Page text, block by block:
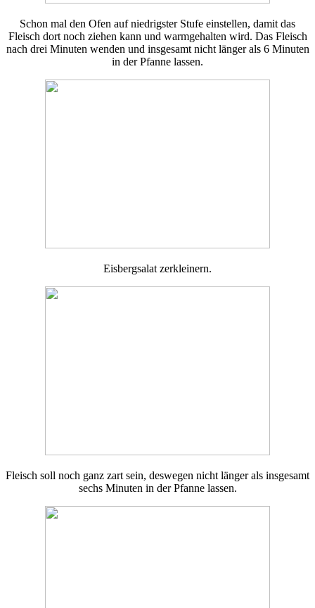
Schon mal den Ofen auf niedrigster Stufe einstellen, damit das
Fleisch dort noch ziehen kann und warmgehalten wird. Das Fleisch
nach drei Minuten wenden und insgesamt nicht länger als 6 Minuten
in der Pfanne lassen.
Eisbergsalat zerkleinern.
Fleisch soll noch ganz zart sein, deswegen nicht länger als insgesamt
sechs Minuten in der Pfanne lassen.